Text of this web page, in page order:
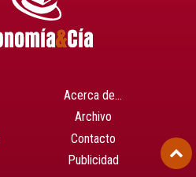
Acerca de…
Archivo
Contacto
Publicidad